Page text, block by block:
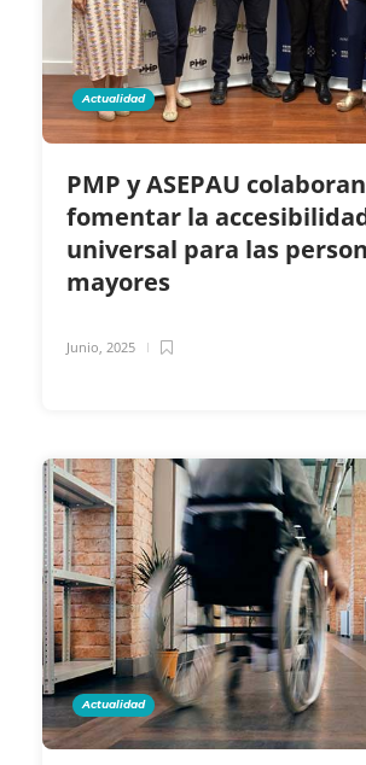
Actualidad
PMP y ASEPAU
fomentar la
universal para las
mayores
Junio, 2025
Actualidad